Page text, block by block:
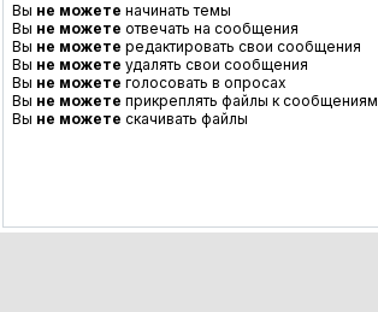
Вы не можете начинать темы
Вы не можете отвечать на сообщения
Вы не можете редактировать свои сообщения
Вы не можете удалять свои сообщения
Вы не можете голосовать в опросах
Вы не можете прикреплять файлы к сообщениям
Вы не можете скачивать файлы